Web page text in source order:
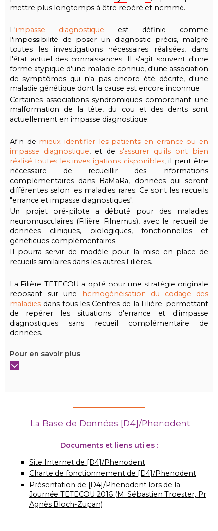
mettre plus longtemps à être repéré et nommé.
L'impasse diagnostique est définie comme
l'impossibilité de poser un diagnostic précis, malgré
toutes les investigations nécessaires réalisées, dans
l'état actuel des connaissances. Il s'agit souvent d'une
forme atypique d'une maladie connue, d'une association
de symptômes qui n'a pas encore été décrite, d'une
maladie génétique dont la cause est encore inconnue.
Certaines associations syndromiques comprenant une
malformation de la tête, du cou et des dents sont
actuellement en impasse diagnostique.
Afin de mieux identifier les patients en errance ou en
impasse diagnostique, et des'assurer qu'ils ont bien
réalisé toutes les investigations disponibles, il peut être
nécessaire de recueillir des informations
complémentaires dans BaMaRa, données qui seront
différentes selon les maladies rares. Ce sont les recueils
"errance et impasse diagnostiques".
Un projet pré-pilote a débuté pour des maladies
neuromusculaires (Filière Filnemus), avec le recueil de
données cliniques, biologiques, fonctionnelles et
génétiques complémentaires.
Il pourra servir de modèle pour la mise en place de
recueils similaires dans les autres Filières.
La Filière TETECOU a opté pour une stratégie originale
reposant sur une homogénéisation du codage des
maladies dans tous les Centres de la Filière, permettant
de repérer les situations d'errance et d'impasse
diagnostiques sans recueil complémentaire de
données.
Pour en savoir plus
La Base de Données [D4]/Phenodent
Documents et liens utiles :
Site Internet de [D4]/Phenodent
Charte de fonctionnement de [D4]/Phenodent
Présentation de [D4]/Phenodent lors de la
Journée TETECOU 2016 (M. Sébastien Troester, Pr
Agnès Bloch-Zupan)